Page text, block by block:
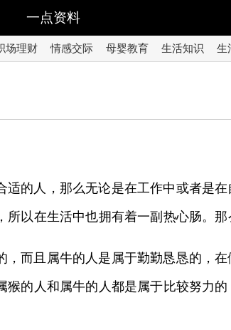
一点资料
场理财 情感交际 母婴教育 生活知识 生
的人，那么无论是在工作中或者是
以在生活中也拥有着一副热心肠。
而且属牛的人是属于勤勤恳恳的，
的人和属牛的人都是属于比较努力